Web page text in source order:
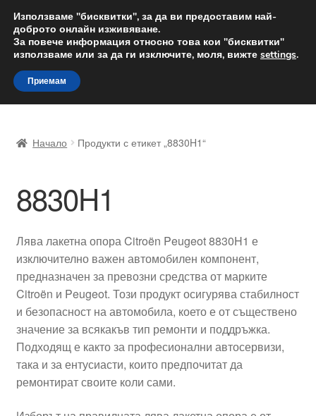
ДОСТАВКА от 12 лв.
Доставка по целия свят
Skip
to
navigation
Skip
to
content
Доставка по целия свят
Жалби
Количка
Контакт
Моята сметка
Плащанията
Начало Продукти с етикет „8830H1“
8830H1
Лява лакетна опора Citroën Peugeot 8830H1 е
изключително важен автомобилен компонент,
предназначен за превозни средства от марките
Citroën и Peugeot. Този продукт осигурява стабилност
и безопасност на автомобила, което е от съществено
значение за всякакъв тип ремонти и поддръжка.
Подходящ е както за професионални автосервизи,
така и за ентусиасти, които предпочитат да
ремонтират своите коли сами.
Използваме "бисквитки", за да ви предоставим най-
доброто онлайн изживяване.
За повече информация относно това кои "бисквитки"
използваме или за да ги изключите, моля, вижте settings.
Приемам